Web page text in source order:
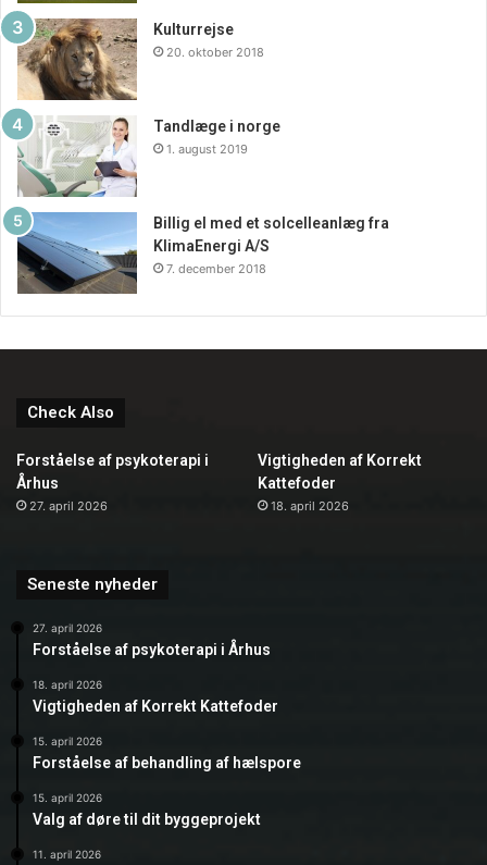
Kulturrejse
20. oktober 2018
Tandlæge i norge
1. august 2019
Billig el med et solcelleanlæg fra
KlimaEnergi A/S
7. december 2018
Check Also
Forståelse af psykoterapi i
Århus
27. april 2026
Vigtigheden af Korrekt
Kattefoder
18. april 2026
Seneste nyheder
27. april 2026
Forståelse af psykoterapi i Århus
18. april 2026
Vigtigheden af Korrekt Kattefoder
15. april 2026
Forståelse af behandling af hælspore
15. april 2026
Valg af døre til dit byggeprojekt
11. april 2026